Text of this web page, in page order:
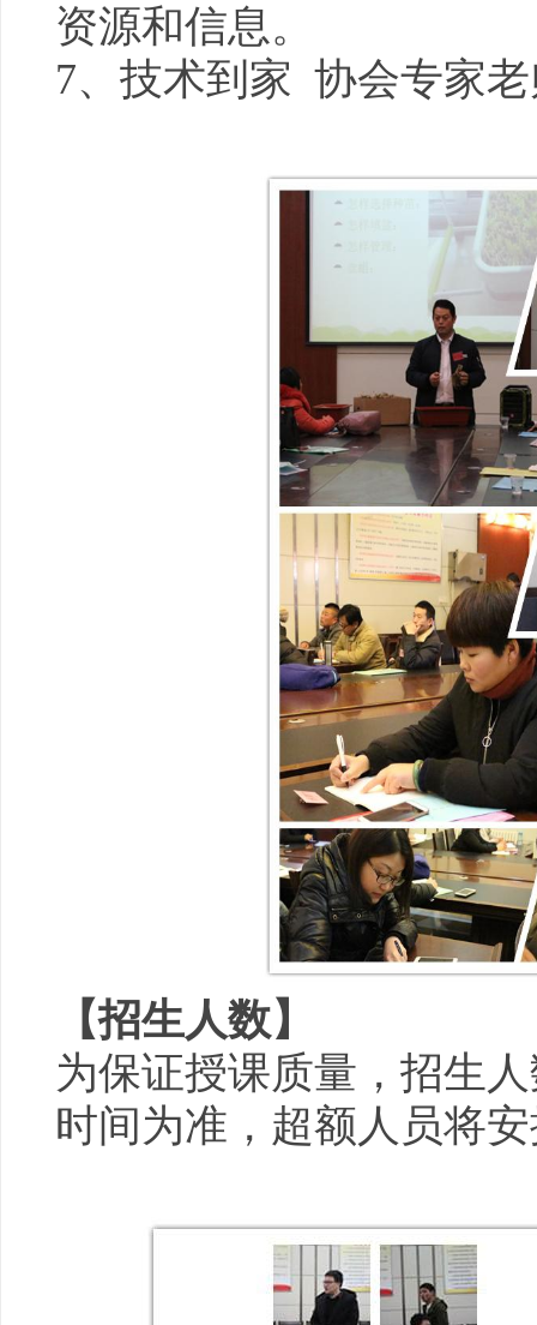
资源和信息。
7、技术到家 协会专家
【招生人数】
为保证授课质量，招生
时间为准，超额人员将